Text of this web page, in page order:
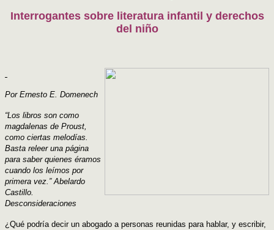
Interrogantes sobre literatura infantil y derechos
del niño
Por Ernesto E. Domenech
“Los libros son como
magdalenas de Proust,
como ciertas melodías.
Basta releer una página
para saber quienes éramos
cuando los leímos por
primera vez.” Abelardo
Castillo.
Desconsideraciones
¿Qué podría decir un abogado a personas reunidas para hablar, y escribir,